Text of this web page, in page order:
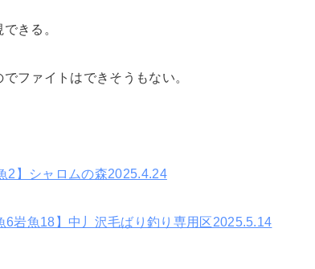
きる。
ファイトはできそうもない。
2】シャロムの森2025.4.24
6岩魚18】中丿沢毛ばり釣り専用区2025.5.14